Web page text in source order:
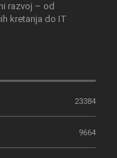
razvoj – od
kretanja do IT
23384
9664